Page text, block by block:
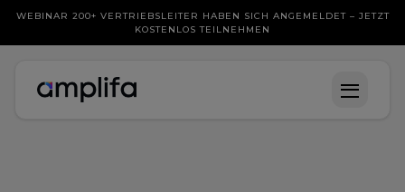
WEBINAR 200+ VERTRIEBSLEITER HABEN SICH ANGEMELDET – JETZT
KOSTENLOS TEILNEHMEN